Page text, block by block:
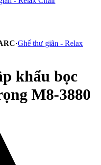
·Ghế thư giãn - Relax
khẩu bọc
M8-3880